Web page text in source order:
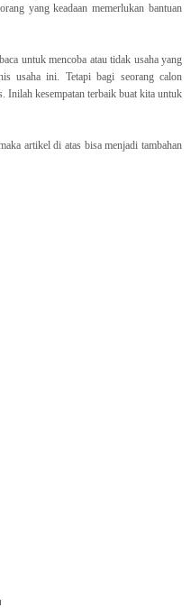
yang keadaan memerlukan bantuan
untuk mencoba atau tidak usaha yang
usaha ini. Tetapi bagi seorang calon
Inilah kesempatan terbaik buat kita untuk
artikel di atas bisa menjadi tambahan